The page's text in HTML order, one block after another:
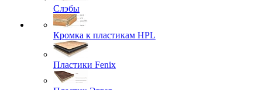
Слэбы
Кромка к пластикам HPL
Пластики Fenix